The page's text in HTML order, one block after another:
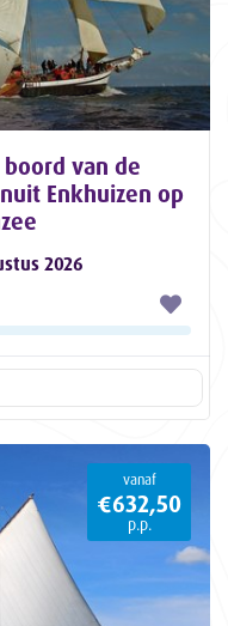
van de
Enkhuizen op
2026
vanaf
€632,50
p.p.